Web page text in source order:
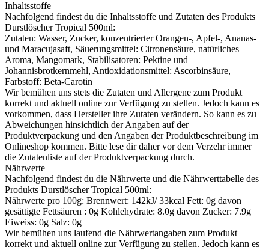
Inhaltsstoffe
Nachfolgend findest du die Inhaltsstoffe und Zutaten des Produkts
Durstlöscher Tropical 500ml:
Zutaten: Wasser, Zucker, konzentrierter Orangen-, Apfel-, Ananas-
und Maracujasaft, Säuerungsmittel: Citronensäure, natürliches
Aroma, Mangomark, Stabilisatoren: Pektine und
Johannisbrotkernmehl, Antioxidationsmittel: Ascorbinsäure,
Farbstoff: Beta-Carotin
Wir bemühen uns stets die Zutaten und Allergene zum Produkt
korrekt und aktuell online zur Verfügung zu stellen. Jedoch kann es
vorkommen, dass Hersteller ihre Zutaten verändern. So kann es zu
Abweichungen hinsichtlich der Angaben auf der
Produktverpackung und den Angaben der Produktbeschreibung im
Onlineshop kommen. Bitte lese dir daher vor dem Verzehr immer
die Zutatenliste auf der Produktverpackung durch.
Nährwerte
Nachfolgend findest du die Nährwerte und die Nährwerttabelle des
Produkts Durstlöscher Tropical 500ml:
Nährwerte pro 100g: Brennwert: 142kJ/ 33kcal Fett: 0g davon
gesättigte Fettsäuren : 0g Kohlehydrate: 8.0g davon Zucker: 7.9g
Eiweiss: 0g Salz: 0g
Wir bemühen uns laufend die Nährwertangaben zum Produkt
korrekt und aktuell online zur Verfügung zu stellen. Jedoch kann es